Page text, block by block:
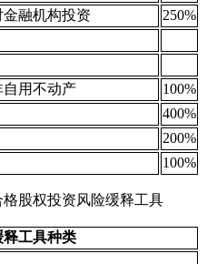
融机构投资
250%
自用不动产
100%
400%
200%
100%
股权投资风险缓释工具
工具种类